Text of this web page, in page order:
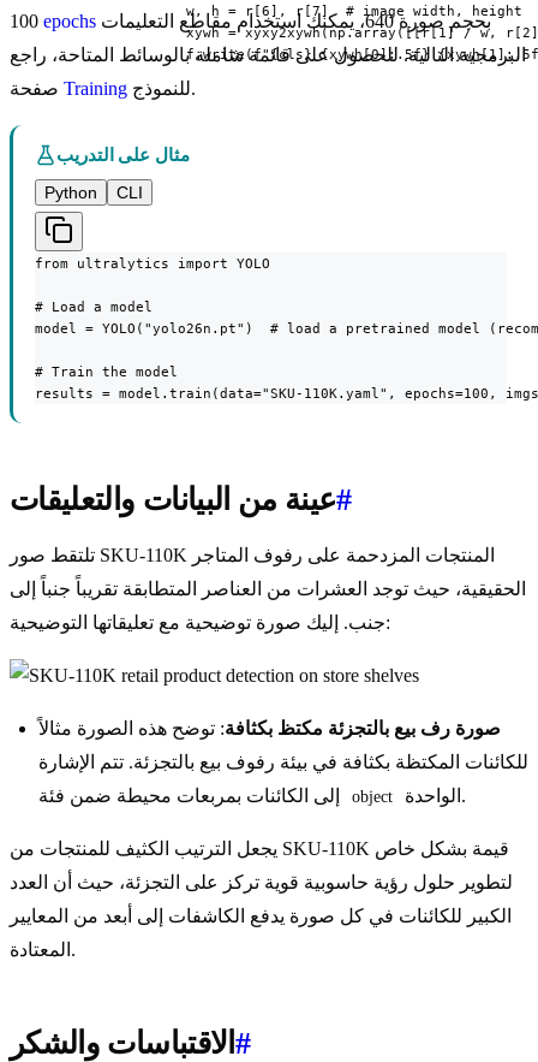
                  w, h = r[6], r[7]  # image width, height
xywh = xyxy2xywh(np.array([[r[1] / w,
f.write(f"{cls} {xywh[0]:.5f}
epochs
البرمجية التالية. للحصول على قائمة شاملة بالوسائط المتاحة، راجع
Training للنموذج.
مثال على التدريب
Python
CLI
from ultralytics import YOLO
# Load a model
model = YOLO("yolo26n.pt")  # load a pretrained model
# Train the model
results = model.train(data="SKU-110K.yaml", epochs=100,
عينة من البيانات والتعليقات#
تلتقط صور SKU-110K المنتجات المزدحمة على رفوف المتاجر
الحقيقية، حيث توجد العشرات من العناصر المتطابقة تقريباً جنباً إلى
جنب. إليك صورة توضيحية مع تعليقاتها التوضيحية:
صورة رف بيع بالتجزئة مكتظ بكثافة: توضح هذه الصورة مثالاً
للكائنات المكتظة بكثافة في بيئة رفوف بيع بالتجزئة. تتم الإشارة
object الواحدة.
يجعل الترتيب الكثيف للمنتجات من SKU-110K قيمة بشكل خاص
لتطوير حلول رؤية حاسوبية قوية تركز على التجزئة، حيث أن العدد
الكبير للكائنات في كل صورة يدفع الكاشفات إلى أبعد من المعايير
المعتادة.
الاقتباسات والشكر #